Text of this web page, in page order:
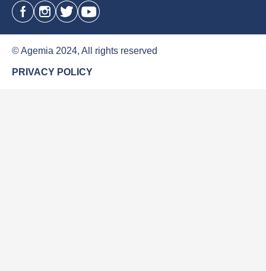
© Agemia 2024, All rights reserved
PRIVACY POLICY